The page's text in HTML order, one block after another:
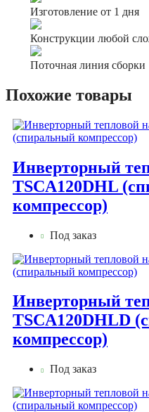
Изготовление от 1 дня
Конструкции любой
Поточная линия сборки
Похожие товары
Инверторный
TSCA120DHL
компрессор)
Под заказ
Инверторный
TSCA120DHLD
компрессор)
Под заказ